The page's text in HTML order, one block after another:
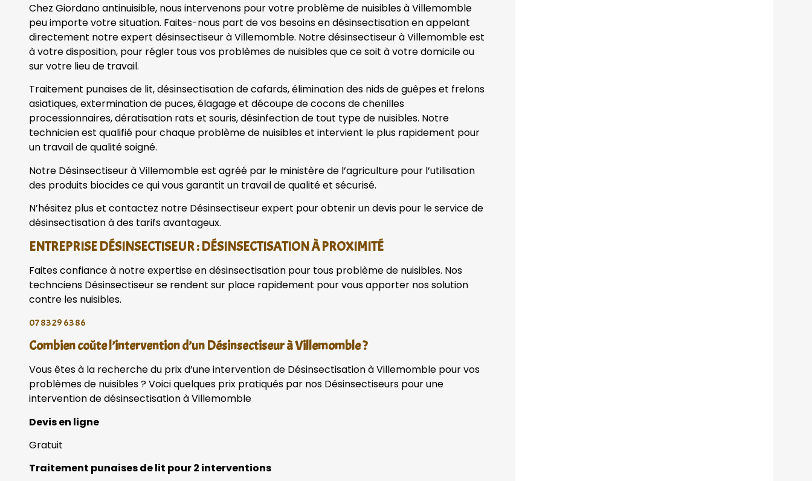
Chez Giordano antinuisible, nous intervenons pour votre problème de nuisibles à Villemomble
peu importe votre situation. Faites-nous part de vos besoins en désinsectisation en appelant
directement notre expert désinsectiseur à Villemomble. Notre désinsectiseur à Villemomble est
à votre disposition, pour régler tous vos problèmes de nuisibles que ce soit à votre domicile ou
sur votre lieu de travail.
Traitement punaises de lit, désinsectisation de cafards, élimination des nids de guêpes et frelons
asiatiques, extermination de puces, élagage et découpe de cocons de chenilles
processionnaires, dératisation rats et souris, désinfection de tout type de nuisibles. Notre
technicien est qualifié pour chaque problème de nuisibles et intervient le plus rapidement pour
un travail de qualité soigné.
Notre Désinsectiseur à Villemomble est agréé par le ministère de l’agriculture pour l’utilisation
des produits biocides ce qui vous garantit un travail de qualité et sécurisé.
N’hésitez plus et contactez notre Désinsectiseur expert pour obtenir un devis pour le service de
désinsectisation à des tarifs avantageux.
ENTREPRISE DÉSINSECTISEUR : DÉSINSECTISATION À PROXIMITÉ
Faites confiance à notre expertise en désinsectisation pour tous problème de nuisibles. Nos
technciens Désinsectiseur se rendent sur place rapidement pour vous apporter nos solution
contre les nuisibles.
07 83 29 63 86
Combien coûte l’intervention d’un Désinsectiseur à Villemomble ?
Vous êtes à la recherche du prix d’une intervention de Désinsectisation à Villemomble pour vos
problèmes de nuisibles ? Voici quelques prix pratiqués par nos Désinsectiseurs pour une
intervention de désinsectisation à Villemomble
Devis en ligne
Gratuit
Traitement punaises de lit pour 2 interventions